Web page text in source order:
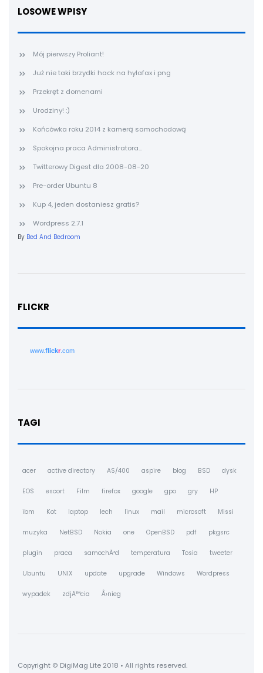
LOSOWE WPISY
Mój pierwszy Proliant!
Już nie taki brzydki hack na hylafax i png
Przekręt z domenami
Urodziny! :)
Końcówka roku 2014 z kamerą samochodową
Spokojna praca Administratora...
Twitterowy Digest dla 2008-08-20
Pre-order Ubuntu 8
Kup 4, jeden dostaniesz gratis?
Wordpress 2.7.1
By Bed And Bedroom
FLICKR
www.flickr.com
TAGI
acer active directory AS/400 aspire blog BSD dysk
EOS escort Film firefox google gpo gry HP
ibm Kot laptop lech linux mail microsoft Missi
muzyka NetBSD Nokia one OpenBSD pdf pkgsrc
plugin praca samochÃ³d temperatura Tosia tweeter
Ubuntu UNIX update upgrade Windows Wordpress
wypadek zdjÄ™cia Å›nieg
Copyright © DigiMag Lite 2018 • All rights reserved.